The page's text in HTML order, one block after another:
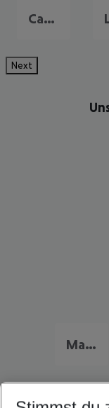
Catania
Next
Mallorca Frühbucher Angebote